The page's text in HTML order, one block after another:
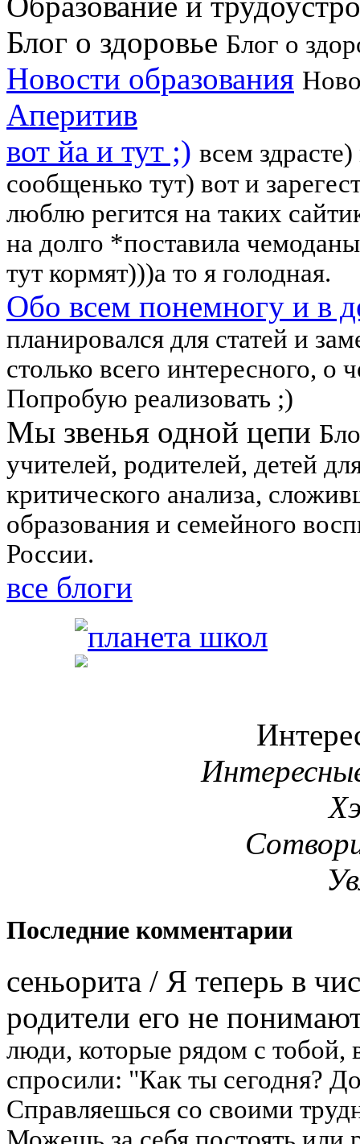
Блог о здоровье Блог о
Новости образования
Аперитив
вот йа и тут ;) всем
сообщенько тут) вот и
люблю регится на таких
на долго *поставила
тут кормят)))а то я голодная.
Обо всем понемногу и в
планировался для статей и
столько всего интересного, о
Попробую реализовать ;)
Мы звенья одной цепи
учителей, родителей, детей
критического анализа,
образования и семейного
России.
все блоги
Последние комментарии
сеньорита / Я теперь в
родители его не
люди, которые рядом с тобой,
спросили: "Как ты сегодня?
Справляешься со своими